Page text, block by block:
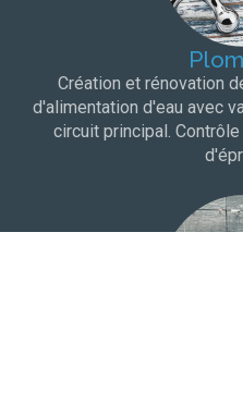
Création et rénovation
d'alimentation d'eau avec
circuit principal.